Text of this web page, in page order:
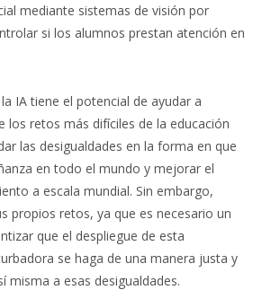
mediante sistemas de visión por
si los alumnos prestan atención en
la IA tiene el potencial de ayudar a
los retos más difíciles de la educación
las desigualdades en la forma en que
en todo el mundo y mejorar el
a escala mundial. Sin embargo,
propios retos, ya que es necesario un
que el despliegue de esta
se haga de una manera justa y
misma a esas desigualdades.